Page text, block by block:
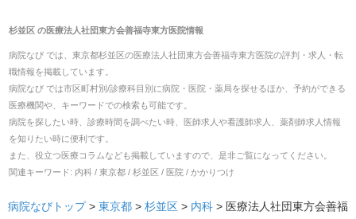
杉並区の医療法人社団東方会善福寺東方医院情報
病院なび では、 東京都杉並区の医療法人社団東方会善福寺東方医院の評判・求人・転
職情報を掲載しています。
病院なび では市区町村別/診療科目別に病院・医院・薬局を探せるほか、予約ができる
医療機関や、キーワードでの検索も可能です。
病院を探したい時、診療時間を調べたい時、医師求人や看護師求人、薬剤師求人情報
を知りたい時に便利です。
また、役立つ医療コラムなども掲載していますので、是非ご覧になってください。
関連キーワード: 内科 / 東京都 / 杉並区 / 医院 / かかりつけ
病院なびトップ > 東京都 > 杉並区 > 内科 > 医療法人社団東方会善福